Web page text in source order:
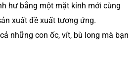
hư bằng một mặt kính mới cùng
xuất đề xuất tương ứng.
những con ốc, vít, bù long mà bạn